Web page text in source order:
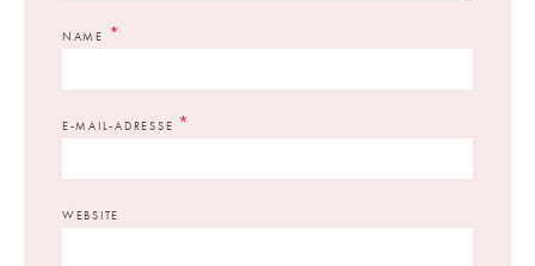
NAME *
E-MAIL-ADRESSE *
WEBSITE